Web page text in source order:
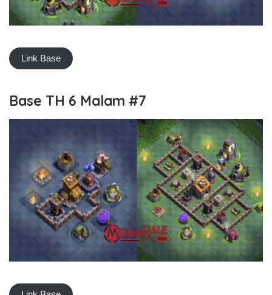
Link Base
Base TH 6 Malam #7